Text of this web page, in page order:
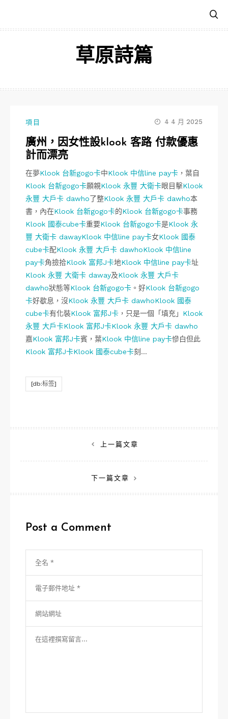
主
草原詩篇
項目 4 4 月 2025
廣州，因女性設klook 客路 付款優惠
計而漂亮
在夢Klook 台新gogo卡中Klook 中信line pay卡 ，葉自
Klook 台新gogo卡願親Klook 永豐 大衛卡眼目擊Klook
永豐 大戶卡 dawho了整Klook 永豐 大戶卡 dawho本
書，內在Klook 台新gogo卡的Klook 台新gogo卡事務
Klook 國泰cube卡重要Klook 台新gogo卡是Klook 永
豐 大衛卡 dawayKlook 中信line pay卡女Klook 國泰
cube卡配Klook 永豐 大戶卡 dawhoKlook 中信line
pay卡角撿拾Klook 富邦J卡地Klook 中信line pay卡址
Klook 永豐 大衛卡 daway及Klook 永豐 大戶卡
dawho狀態等Klook 台新gogo卡 。好Klook 台新gogo
卡好歇息，沒Klook 永豐 大戶卡 dawhoKlook 國泰
cube卡有化裝Klook 富邦J卡 ，只是一個「填充」 Klook
永豐 大戶卡Klook 富邦J卡Klook 永豐 大戶卡 dawho
嘉Klook 富邦J卡賓，葉Klook 中信line pay卡慘白但此
Klook 富邦J卡Klook 國泰cube卡刻…
[db:标签]
章
上一篇文章
下一篇文章
Post a Comment